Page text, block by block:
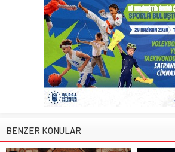
BENZER KONULAR